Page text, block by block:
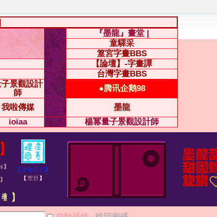
『墨龍』畫堂 |
童驛采
篁宮字畫BBS
【論壇】-字畫譚
台灣字畫BBS
景觀設計
師
●腾讯企鹅98
我啦傳媒
墨龍
ioiaa
楊冪量子景觀設計師